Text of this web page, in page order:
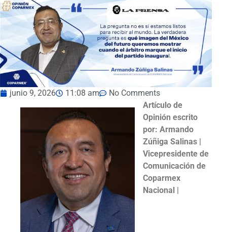
junio 9, 2026 11:08 am
No Comments
Artículo de
Opinión escrito
por: Armando
Zúñiga Salinas |
Vicepresidente de
Comunicación de
Coparmex
Nacional |